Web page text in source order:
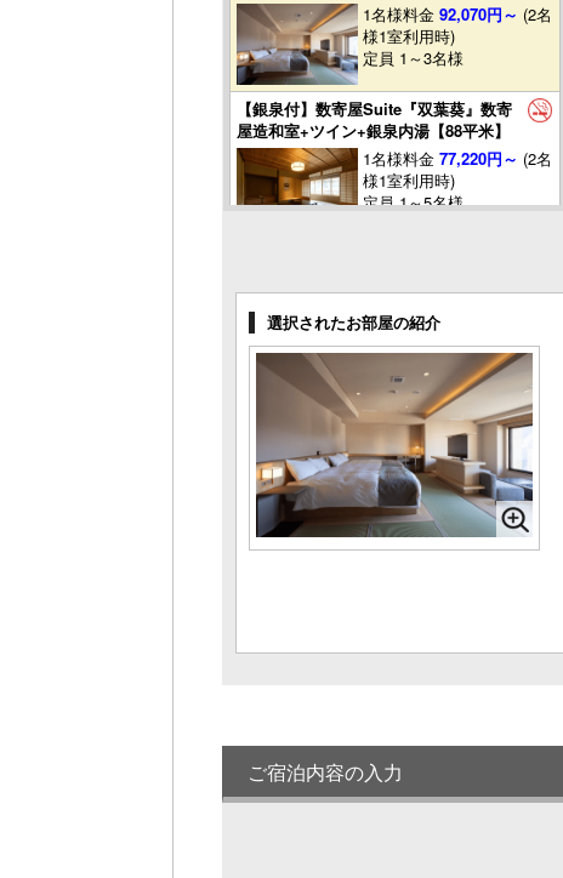
1名様料金92,070円～ (2名
様1室利用時)
定員 1～3名様
【銀泉付】数寄屋Suite『双葉葵』数寄
屋造和室+ツイン+銀泉内湯【88平米】
1名様料金77,220円～ (2名
様1室利用時)
定員 1～5名様
平米】
1名様料金72,270円～
様1室利用時)
定員 1～4名様
【銀泉付】Suite『八角蓮』キングベッ
ド+書斎+銀泉半露天【65平米】
1名様料金52,470円～
様1室利用時)
定員 1～2名様
和室12.5畳＋9畳＋広縁＜4階／高層階＞
【64平米】
選択されたお部屋の紹介
ご宿泊内容の入力